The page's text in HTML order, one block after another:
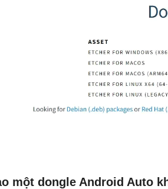
một dongle Android Auto